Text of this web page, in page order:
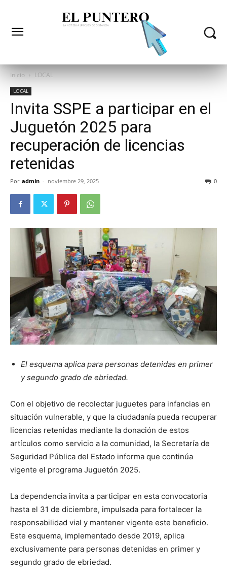
Inicio LOCAL
LOCAL
Invita SSPE a participar en el
Juguetón 2025 para
recuperación de licencias
retenidas
Por admin - noviembre 29, 2025 0
El esquema aplica para personas detenidas en primer
y segundo grado de ebriedad.
Con el objetivo de recolectar juguetes para infancias en
situación vulnerable, y que la ciudadanía pueda recuperar
licencias retenidas mediante la donación de estos
artículos como servicio a la comunidad, la Secretaría de
Seguridad Pública del Estado informa que continúa
vigente el programa Juguetón 2025.
La dependencia invita a participar en esta convocatoria
hasta el 31 de diciembre, impulsada para fortalecer la
responsabilidad vial y mantener vigente este beneficio.
Este esquema, implementado desde 2019, aplica
exclusivamente para personas detenidas en primer y
segundo grado de ebriedad.